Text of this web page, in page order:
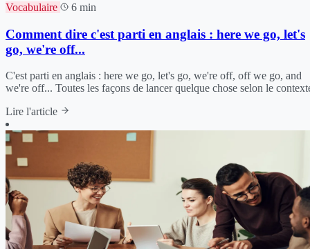
Vocabulaire 6 min
Comment dire c'est parti en anglais : here we go, let's
go, we're off...
C'est parti en anglais : here we go, let's go, we're off, off we go, and
we're off... Toutes les façons de lancer quelque chose selon le
Lire l'article